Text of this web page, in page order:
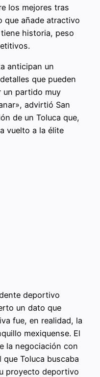
los mejores tras
que añade atractivo
historia, peso
anticipan un
que pueden
un partido muy
advirtió San
de un Toluca que,
vuelto a la élite
deportivo
un dato que
fue, en realidad, la
mexiquense. El
la negociación con
Toluca buscaba
proyecto deportivo